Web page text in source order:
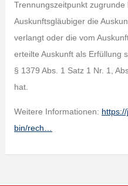
Trennungszeitpunkt
Auskunftsgläubiger die
verlangt oder die vom
erteilte Auskunft als Erfüllung
§ 1379 Abs. 1 Satz 1 Nr. 1,
hat.
Weitere Informationen:
bin/rech…